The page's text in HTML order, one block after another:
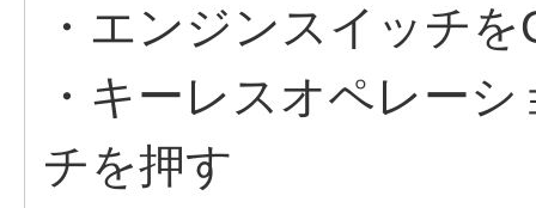
・エンジンスイッチ
・キーレスオペレー
チを押す